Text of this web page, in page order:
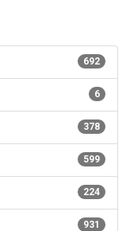
692
6
378
599
224
931